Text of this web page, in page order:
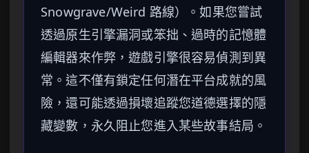
Snowgrave/Weird 路線）。如果您嘗試
透過原生引擎漏洞或笨拙、過時的記憶體
編輯器來作弊，遊戲引擎很容易偵測到異
常。這不僅有鎖定任何潛在平台成就的風
險，還可能透過損壞追蹤您道德選擇的隱
藏變數，永久阻止您進入某些故事結局。